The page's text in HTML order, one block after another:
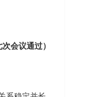
会议通过）